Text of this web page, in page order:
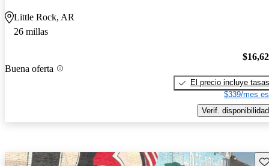
Little Rock, AR
26 millas
Buena oferta
El precio incluye tasas
$339/mes
Verif. disponibilidad